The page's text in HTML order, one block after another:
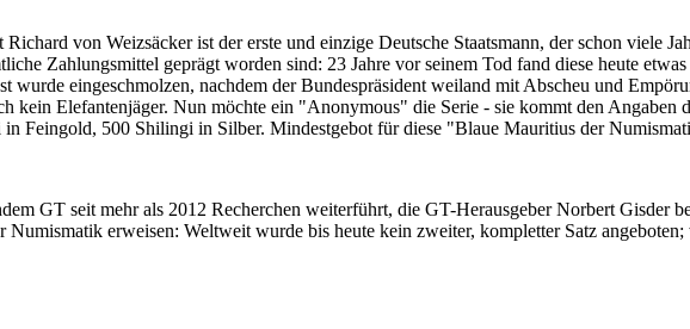
von Weizsäcker ist der erste und einzige Deutsche Staatsmann, der schon viele
Zahlungsmittel geprägt worden sind: 23 Jahre vor seinem Tod fand diese heute
eingeschmolzen, nachdem der Bundespräsident weiland mit Abscheu und
kein Elefantenjäger. Nun möchte ein "Anonymous" die Serie - sie kommt den Angaben
Feingold, 500 Shilingi in Silber. Mindestgebot für diese "Blaue Mauritius der
GT seit mehr als 2012 Recherchen weiterführt, die GT-Herausgeber Norbert Gisder
erweisen: Weltweit wurde bis heute kein zweiter, kompletter Satz